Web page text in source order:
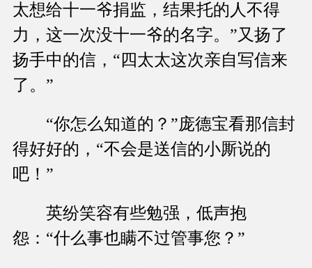
太想给十一爷捐监，结果托的人不得
力，这一次没十一爷的名字。”又扬了
扬手中的信，“四太太这次亲自写信来
了。”
“你怎么知道的？”庞德宝看那信封
得好好的，“不会是送信的小厮说的
吧！”
英纷笑容有些勉强，低声抱
怨：“什么事也瞒不过管事您？”